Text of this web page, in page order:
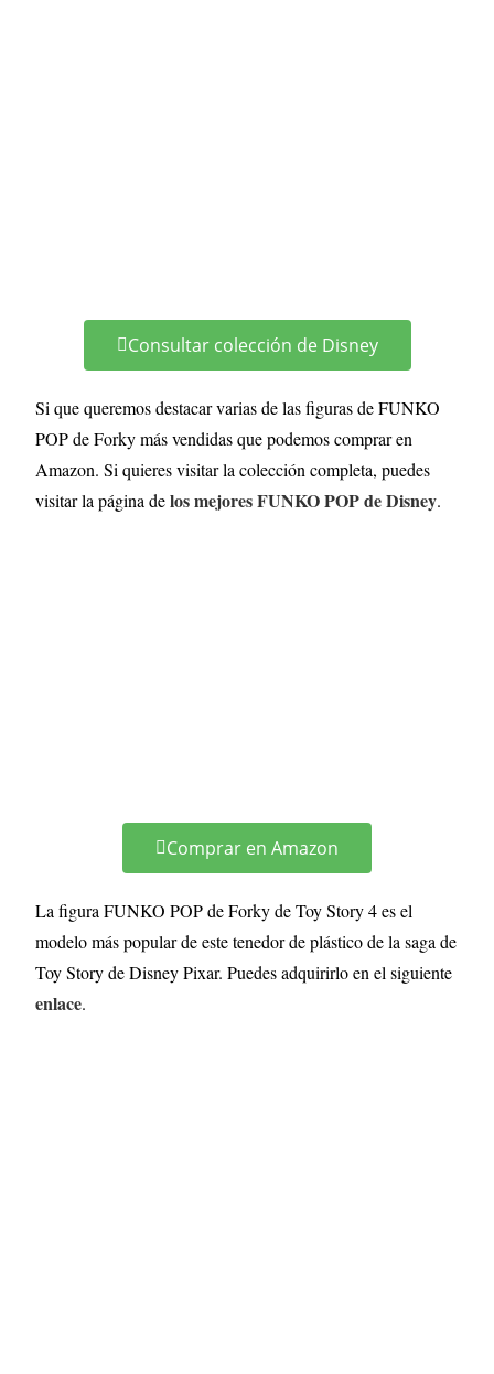
Consultar colección de Disney
Si que queremos destacar varias de las figuras de FUNKO
POP de Forky más vendidas que podemos comprar en
Amazon. Si quieres visitar la colección completa, puedes
visitar la página delos mejores FUNKO POP de Disney.
Comprar en Amazon
La figura FUNKO POP de Forky de Toy Story 4 es el
modelo más popular de este tenedor de plástico de la saga de
Toy Story de Disney Pixar. Puedes adquirirlo en el siguiente
enlace.